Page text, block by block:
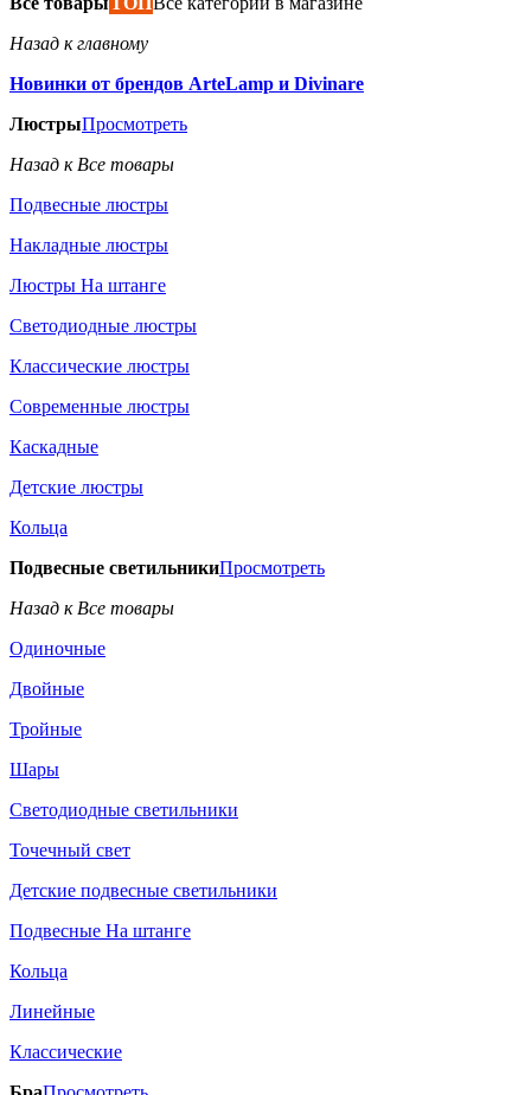
Назад к главному
Новинки от брендов ArteLamp и Divinare
ЛюстрыПросмотреть
Назад к Все товары
Подвесные люстры
Накладные люстры
Люстры На штанге
Светодиодные люстры
Классические люстры
Современные люстры
Каскадные
Детские люстры
Кольца
Подвесные светильникиПросмотреть
Назад к Все товары
Одиночные
Двойные
Тройные
Шары
Светодиодные светильники
Точечный свет
Детские подвесные светильники
Подвесные На штанге
Кольца
Линейные
Классические